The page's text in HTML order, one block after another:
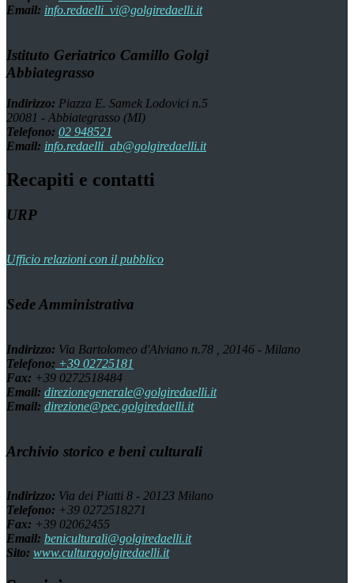
Email: info.redaelli_vi@golgiredaelli.it
Istituto Geriatrico Camillo Golgi
Abbiategrasso
Indirizzo: Piazza E. Samek Lodovici n.5
20081 - Abbiategrasso (MI)
Telefono: 02 948521
Email: info.redaelli_ab@golgiredaelli.it
Recapiti e contatti
URP
Ufficio relazioni con il pubblico
Sede Amministrativa
Indirizzo: Via Bartolomeo d'Alviano n.78 , 20146 - Milano
Telefono: +39 02725181
Fax: +39 0272518484
Email: direzionegenerale@golgiredaelli.it
Email: direzione@pec.golgiredaelli.it
Archivio storico e beni culturali
Indirizzo: Via dei Piatti 8 - 20123 Milano
Telefono: +39 0272518271
Fax: +39 02062455
Email: beniculturali@golgiredaelli.it
Sito: www.culturagolgiredaelli.it